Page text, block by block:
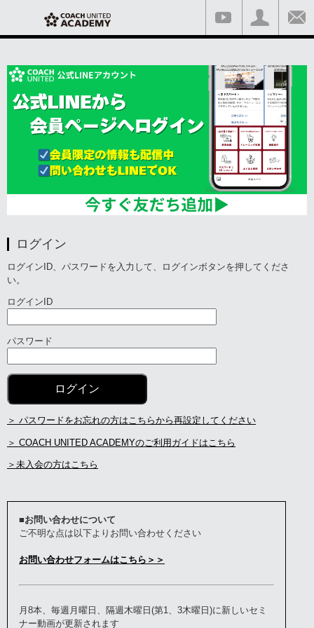
ログイン
ログインID、パスワードを入力して、ログインボタンを押してくださ
い。
ログインID
パスワード
＞ パスワードをお忘れの方はこちらから再設定してください
＞ COACH UNITED ACADEMYのご利用ガイドはこちら
＞未入会の方はこちら
■お問い合わせについて
ご不明な点は以下よりお問い合わせください
お問い合わせフォームはこちら＞＞
月8本、毎週月曜日、隔週木曜日(第1、3木曜日)に新しいセミ
ナー動画が更新されます